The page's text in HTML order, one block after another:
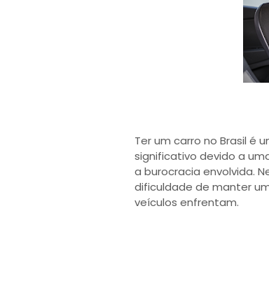
Ter um carro no Brasil é
significativo devido a
a burocracia envolvida.
dificuldade de manter
veículos enfrentam.